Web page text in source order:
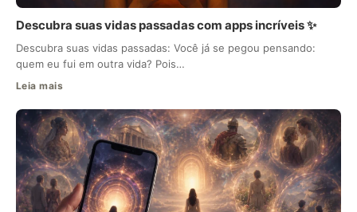
Descubra suas vidas passadas com apps incríveis ✨
Descubra suas vidas passadas: Você já se pegou pensando:
quem eu fui em outra vida? Pois…
Leia mais